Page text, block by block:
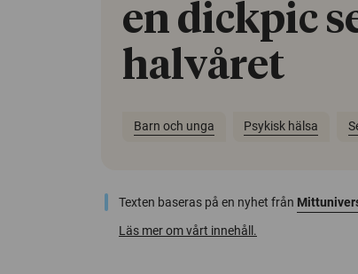
en dickpic
halvåret
Barn och unga Psykisk hälsa
Texten baseras på en nyhet från
Läs mer om vårt innehåll.